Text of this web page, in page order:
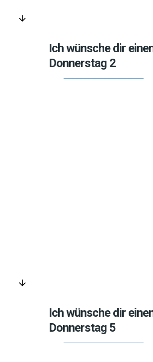
arrow_downward
Ich wünsche dir
Donnerstag 2
arrow_downward
Ich wünsche dir
Donnerstag 5